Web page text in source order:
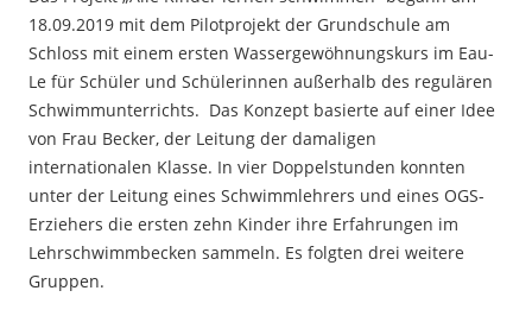
18.09.2019 mit dem Pilotprojekt der Grundschule am
Schloss mit einem ersten Wassergewöhnungskurs im Eau-
Le für Schüler und Schülerinnen außerhalb des regulären
Schwimmunterrichts. Das Konzept basierte auf einer Idee
von Frau Becker, der Leitung der damaligen
internationalen Klasse. In vier Doppelstunden konnten
unter der Leitung eines Schwimmlehrers und eines OGS-
Erziehers die ersten zehn Kinder ihre Erfahrungen im
Lehrschwimmbecken sammeln. Es folgten drei weitere
Gruppen.